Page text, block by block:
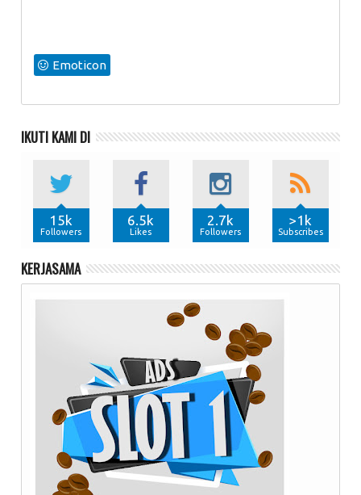
Emoticon
IKUTI KAMI DI
15k
Followers
6.5k
Likes
2.7k
Followers
>1k
Subscribes
KERJASAMA